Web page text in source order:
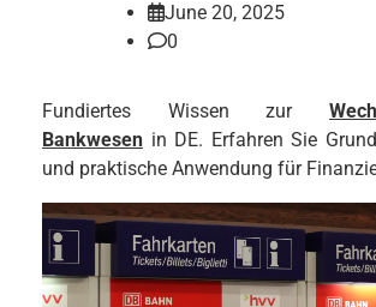
June 20, 2025
0
Fundiertes Wissen zur
Bankwesen in DE. Erfahren Sie
und praktische Anwendung für